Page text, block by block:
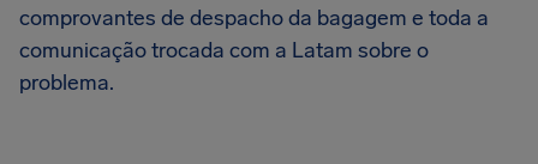
comprovantes de despacho da bagagem e toda a
comunicação trocada com a Latam sobre o
problema.